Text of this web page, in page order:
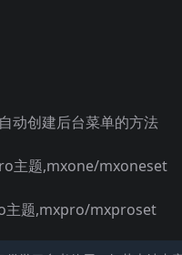
动创建后台菜单的方法
主题,mxone/mxoneset
主题,mxpro/mxproset